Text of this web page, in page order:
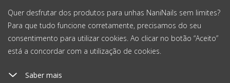
Quer desfrutar dos produtos para unhas NaniNails sem limites?
Para que tudo funcione corretamente, precisamos do seu
consentimento para utilizar cookies. Ao clicar no botão “Aceito”
está a concordar com a utilização de cookies.
Saber mais